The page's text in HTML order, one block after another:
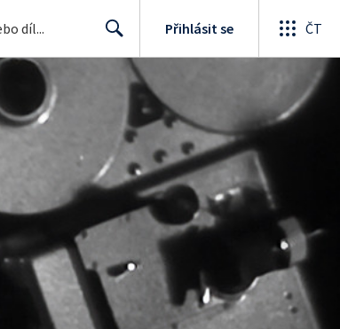
Search
Přihlásit se ČT